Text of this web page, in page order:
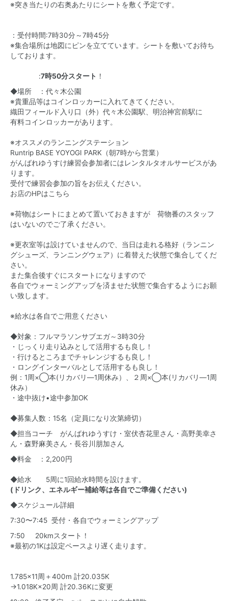
※突き当たりの右奥あたりにシートを敷く予定です。
：受付時間:7時30分～7時45分
※集合場所は地図にピンを立てています。シートを敷いてお待ち
しております。
:7時50分スタート ！
◆場所 ：代々木公園
※貴重品等はコインロッカーに入れてきてください。
織田フィールド入り口（外）代々木公園駅、明治神宮前駅に
有料コインロッカーがあります。
※オススメのランニングステーション
Runtrip BASE YOYOGI PARK（朝7時から営業）
がんばれゆうすけ練習会参加者にはレンタルタオルサービスがあ
ります。
受付で練習会参加の旨をお伝えください。
お店のHPはこちら
※荷物はシートにまとめて置いておきますが 荷物番のスタッフ
はいないのでご了承ください。
※更衣室等は設けていませんので、当日は走れる格好（ランニン
グシューズ、ランニングウェア）に着替えた状態で集合してくだ
さい。
また集合後すぐにスタートになりますので
各自でウォーミングアップを済ませた状態で集合するようにお願
い致します。
※給水は各自でご用意ください
◆対象：フルマラソンサブエガ～3時30分
・じっくり走り込みとして活用するも良し！
・行けるところまでチャレンジするも良し！
・ロングインターバルとして活用するも良し！
例：1周×◯本(リカバリ―1周休み）、２周×◯本(リカバリ―1周
休み）
・途中抜け•途中参加OK
◆募集人数：15名（定員になり次第締切）
◆担当コーチ がんばれゆうすけ・室伏杏花里さん・高野美幸さ
ん・森野麻美さん・長谷川朋加さん
◆料金 ：2,200円
◆給水 5周に1回給水時間を設けます。
(ドリンク、エネルギー補給等は各自でご準備ください)
◆スケジュール詳細
7:30〜7:45 受付・各自でウォーミングアップ
7:50 20kmスタート！
※最初の1Kは設定ペースより遅く走ります。
1.785×11周＋400m 計20.035K
→1.018K×20周 計20.36Kに変更